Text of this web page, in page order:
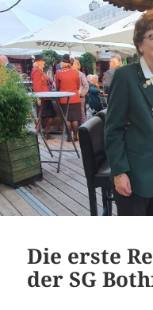
Die erste
der SG